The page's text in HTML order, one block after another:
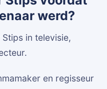
werd?
in televisie,
en regisseur